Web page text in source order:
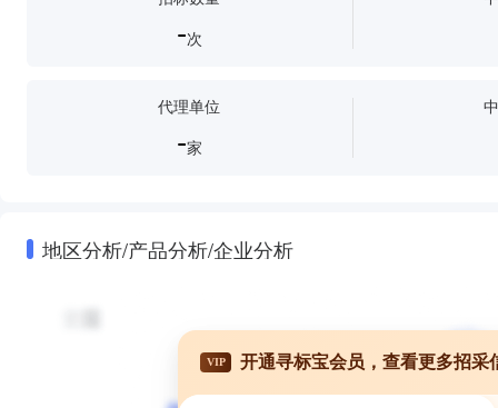
-次
代理单位
-家
地区分析/产品分析/企业分析
VIP 开通寻标宝会员，查看更多招采